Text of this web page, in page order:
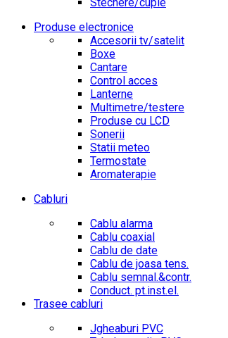
Produse electronice
Accesorii tv/satelit
Boxe
Cantare
Control acces
Lanterne
Multimetre/testere
Produse cu LCD
Sonerii
Statii meteo
Termostate
Aromaterapie
Cabluri
Cablu alarma
Cablu coaxial
Cablu de date
Cablu de joasa tens.
Cablu semnal.&contr.
Conduct. pt.inst.el.
Trasee cabluri
Jgheaburi PVC